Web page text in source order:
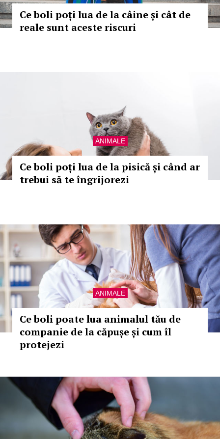
Ce boli poți lua de la câine și cât de
reale sunt aceste riscuri
ANIMALE
Ce boli poți lua de la pisică și când ar
trebui să te îngrijorezi
ANIMALE
Ce boli poate lua animalul tău de
companie de la căpușe și cum îl
protejezi